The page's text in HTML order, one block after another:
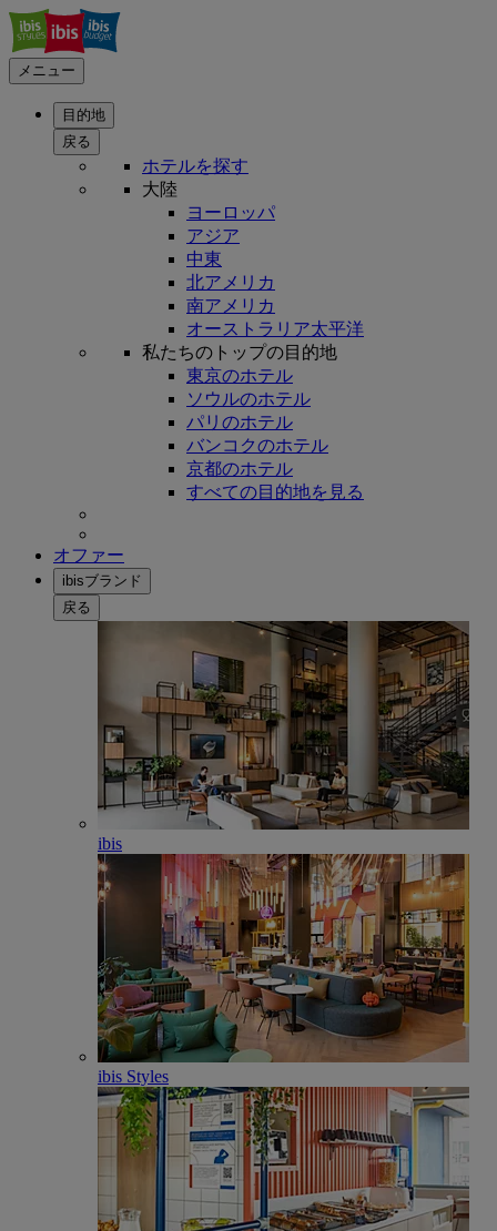
メニュー
目的地
戻る
ホテルを探す
大陸
ヨーロッパ
アジア
中東
北アメリカ
南アメリカ
オーストラリア太平洋
私たちのトップの目的地
東京のホテル
ソウルのホテル
パリのホテル
バンコクのホテル
京都のホテル
すべての目的地を見る
オファー
ibisブランド
戻る
ibis
ibis Styles